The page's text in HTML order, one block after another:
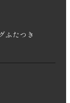
ふたつき